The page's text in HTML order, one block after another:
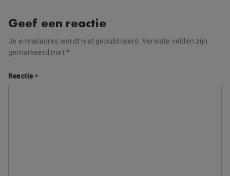
Geef een reactie
Je e-mailadres wordt niet gepubliceerd. Vereiste velden zijn
gemarkeerd met*
Reactie *